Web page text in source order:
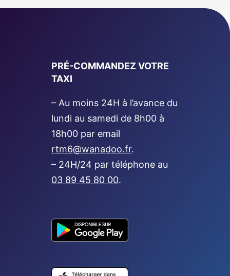
PRÉ-COMMANDEZ VOTRE
TAXI
– Au moins 24H à l’avance du
lundi au samedi de 8h00 à
18h00 par email
rtm6@wanadoo.fr.
– 24H/24 par téléphone au
03 89 45 80 00.